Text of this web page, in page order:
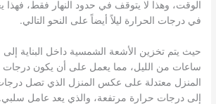
الوقت، وهذا لا يتوقف في حدود النهار فقط،
في درجات الحرارة ليلاً أيضاً على النحو التالي.
ساعات من الليل، مما يعمل على أن يكون درجات
المنزل معتدلة على عكس المنزل الذي تصل درجات
إلى درجات حرارة مرتفعة، والذي يعد عامل سلبي.